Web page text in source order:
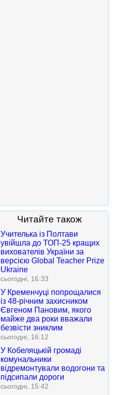
Читайте також
Учителька із Полтави
увійшла до ТОП-25 кращих
вихователів України за
версією Global Teacher Prize
Ukraine
сьогодні, 16:33
У Кременчуці попрощалися
із 48-річним захисником
Євгеном Пановим, якого
майже два роки вважали
безвісти зниклим
сьогодні, 16:12
У Кобеляцькій громаді
комунальники
відремонтували водогони та
підсипали дороги
сьогодні, 15:42